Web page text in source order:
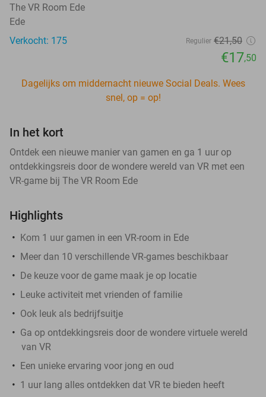
The VR Room Ede
Ede
Verkocht: 175
Regulier €21,50
€17,50
Dagelijks om middernacht nieuwe Social Deals. Wees
snel, op = op!
In het kort
Ontdek een nieuwe manier van gamen en ga 1 uur op
ontdekkingsreis door de wondere wereld van VR met een
VR-game bij The VR Room Ede
Highlights
Kom 1 uur gamen in een VR-room in Ede
Meer dan 10 verschillende VR-games beschikbaar
De keuze voor de game maak je op locatie
Leuke activiteit met vrienden of familie
Ook leuk als bedrijfsuitje
Ga op ontdekkingsreis door de wondere virtuele wereld
van VR
Een unieke ervaring voor jong en oud
1 uur lang alles ontdekken dat VR te bieden heeft